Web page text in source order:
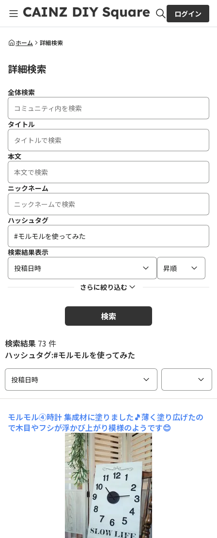
全体検索
ログイン
ホーム 詳細検索
詳細検索
全体検索
タイトル
本文
ニックネーム
ハッシュタグ
検索結果表示
投稿日時
昇順
さらに絞り込む
検索
検索結果 73 件
ハッシュタグ:#モルモルを使ってみた
投稿日時
モルモル④時計集成材に塗りました🎵薄く塗り広げたの
で木目やフシが浮かび上がり模様のようです😊